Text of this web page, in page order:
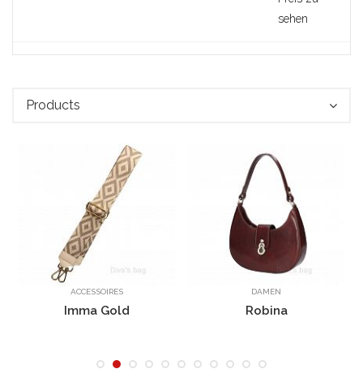
sehen
Products
ACCESSOIRES
Imma Gold
DAMEN
Robina